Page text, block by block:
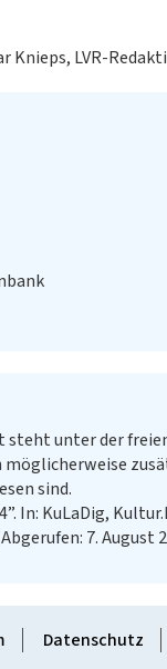
LVR-
unter der
möglicherweise
sind.
In: KuLaDig,
7. August
Datenschutz